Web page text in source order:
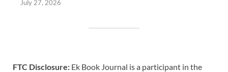
July 27, 2026
FTC Disclosure: Ek Book Journal is a participant in the